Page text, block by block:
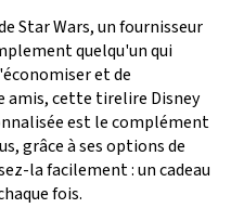
Star Wars, un fournisseur
quelqu'un qui
et de
amis, cette tirelire Disney
est le complément
grâce à ses options de
la facilement : un cadeau
fois.